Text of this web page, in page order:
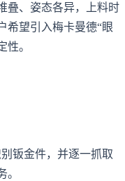
叠、姿态各异，上料时
希望引入梅卡曼德“眼
性。
钣金件，并逐一抓取
。